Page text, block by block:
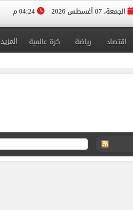
الجمعة، 07 أغسطس 2026
اقتصاد رياضة كرة عالمية المزيد